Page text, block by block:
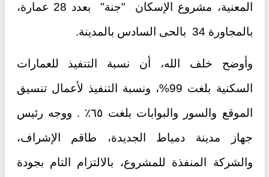
المعنية، مشروع الإسكان "جنة" بعدد 28 عمارة،
بالمجاورة 34 بالحى السادس بالمدينة.
وأوضح خلف الله، أن نسبة التنفيذ للعمارات
السكنية بلغت 99%، ونسبة التنفيذ لأعمال تنسيق
الموقع والسور والبوابات بلغت ٦٥٪ . ووجه رئيس
جهاز مدينة دمياط الجديدة، طاقم الإشراف،
والشركة المنفذة للمشروع، بالالتزام التام بجودة